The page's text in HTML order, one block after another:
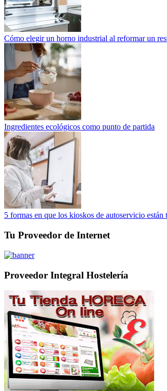
Cómo elegir un horno industrial al reformar un
Ingredientes ecológicos como punto de partida
5 formas en que los kioskos de autoservicio están
Tu Proveedor de Internet
Proveedor Integral Hostelería